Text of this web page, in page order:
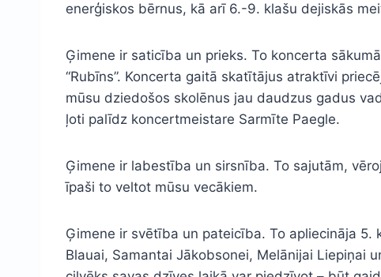
enerģiskos bērnus, kā arī 6.-9. klašu dejiskās
Ģimene ir saticība un prieks. To koncerta
“Rubīns”. Koncerta gaitā skatītājus atraktīvi
mūsu dziedošos skolēnus jau daudzus gadus
ļoti palīdz koncertmeistare Sarmīte Paegle.
Ģimene ir labestība un sirsnība. To sajutām,
īpaši to veltot mūsu vecākiem.
Ģimene ir svētība un pateicība. To apliecināja
Blauai, Samantai Jākobsonei, Melānijai Liepiņai